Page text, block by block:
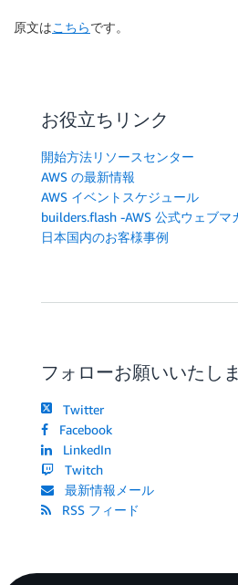
原文はこちらです。
お役立ちリンク
開始方法リソースセンター
AWS の最新情報
AWS イベントスケジュール
builders.flash -AWS 公式ウェブマ
日本国内のお客様事例
フォローお願いいたし
Twitter
Facebook
LinkedIn
Twitch
最新情報メール
RSS フィード